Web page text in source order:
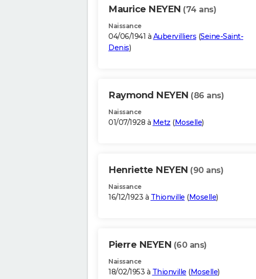
Maurice NEYEN (74 ans)
Naissance
04/06/1941 à Aubervilliers (Seine-Saint-
Denis)
Raymond NEYEN (86 ans)
Naissance
01/07/1928 à Metz (Moselle)
Henriette NEYEN (90 ans)
Naissance
16/12/1923 à Thionville (Moselle)
Pierre NEYEN (60 ans)
Naissance
18/02/1953 à Thionville (Moselle)